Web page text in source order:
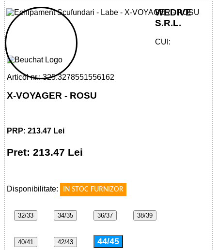
32785515561 - X-VOYAGER - RED
Articol nr.: 325.3278551556162
X-VOYAGER - ROSU
PRP: 213.47 Lei
Pret: 213.47 Lei
Disponibilitate:
IN STOC FURNIZOR
32/33 34/35 36/37 38/39
40/41 42/43 44/45
WEDIVE
S.R.L.
CUI: